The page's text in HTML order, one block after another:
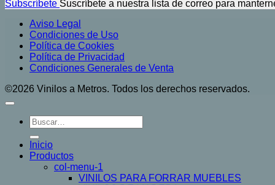
Subscríbete Suscríbete a nuestra lista de correo para
Aviso Legal
Condiciones de Uso
Política de Cookies
Política de Privacidad
Condiciones Generales de Venta
©2026 Vinilos a Metros. Todos los derechos reservados.
Buscar
por:
Inicio
Productos
col-menu-1
VINILOS PARA FORRAR MUEBLES